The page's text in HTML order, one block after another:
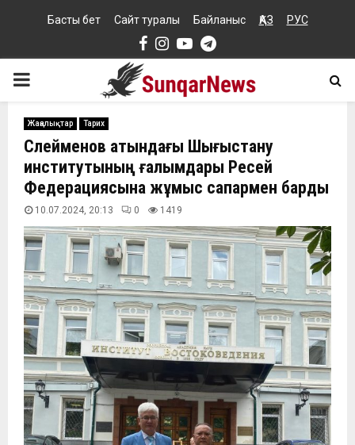
Басты бет Сайт туралы Байланыс ҚАЗ РУС
Facebook
Instagram
YoutubeTelegram
PRIMARY
MENU
Жаңалықтар Тарих
Сүлейменов атындағы Шығыстану
институтының ғалымдары Ресей
Федерациясына жұмыс сапармен барды
10.07.2024, 20:13 0 1419